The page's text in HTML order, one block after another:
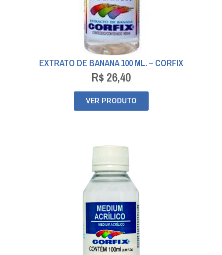
EXTRATO DE BANANA 100 ML. – CORFIX
R$ 26,40
VER PRODUTO